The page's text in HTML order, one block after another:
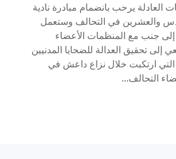
العادلة يرحب بانضمام مبادرة نادية
والعشرين في التحالف وستعمل
إلى جنب مع المنظمات الأعضاء
إلى تحقيق العدالة للضحايا المدنيين
التي ارتكبت خلال نزاع داعش في
التحالف...